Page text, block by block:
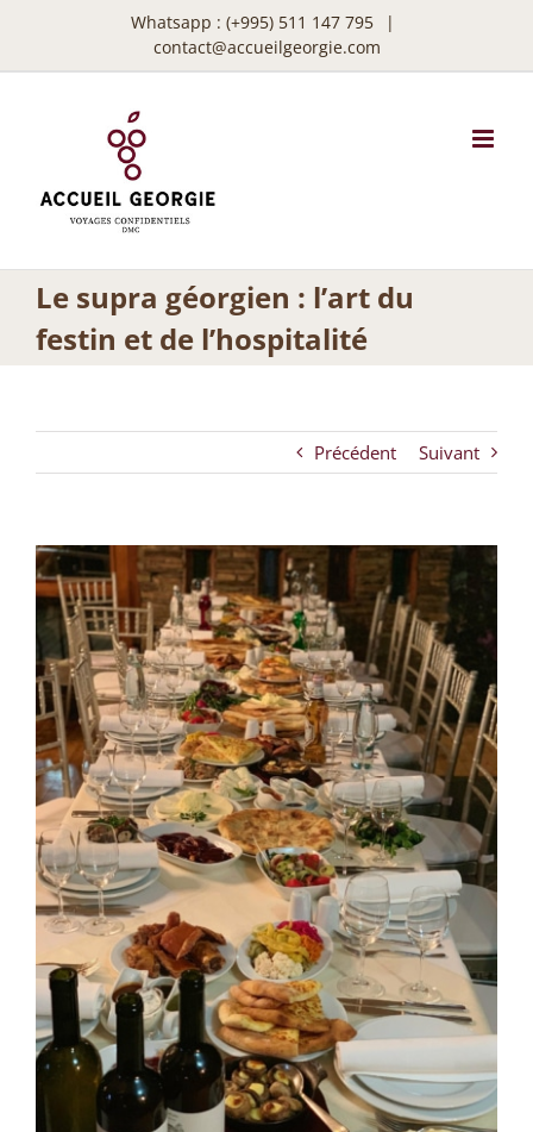
Whatsapp : (+995) 511 147 795
|
contact@accueilgeorgie.com
Le supra géorgien : l’art du
festin et de l’hospitalité
Précédent Suivant
Voir
l'image
agrandie